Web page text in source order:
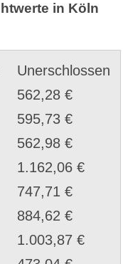
in Köln
Unerschlossen
562,28 €
595,73 €
562,98 €
1.162,06 €
747,71 €
884,62 €
1.003,87 €